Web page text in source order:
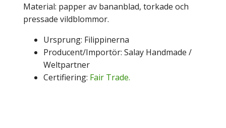
Material: papper av bananblad, torkade och
pressade vildblommor.
Ursprung: Filippinerna
Producent/Importör: Salay Handmade /
Weltpartner
Certifiering: Fair Trade.